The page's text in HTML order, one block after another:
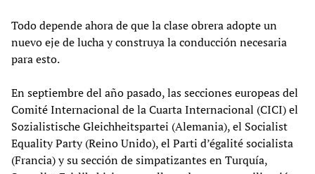
Todo depende ahora de que la clase obrera adopte un
nuevo eje de lucha y construya la conducción necesaria
para esto.
En septiembre del año pasado, las secciones europeas del
Comité Internacional de la Cuarta Internacional (CICI) el
Sozialistische Gleichheitspartei (Alemania), el Socialist
Equality Party (Reino Unido), el Parti d’égalité socialista
(Francia) y su sección de simpatizantes en Turquía,